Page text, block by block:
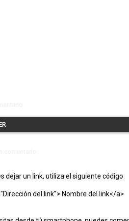
dejar un link, utiliza el siguiente código
del link"> Nombre del link</a>